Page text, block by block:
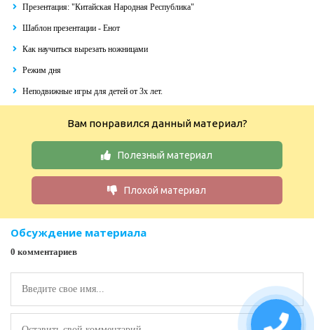
Презентация: "Китайская Народная Республика"
Шаблон презентации - Енот
Как научиться вырезать ножницами
Режим дня
Неподвижные игры для детей от 3х лет.
Вам понравился данный материал?
Полезный материал
Плохой материал
Обсуждение материала
0 комментариев